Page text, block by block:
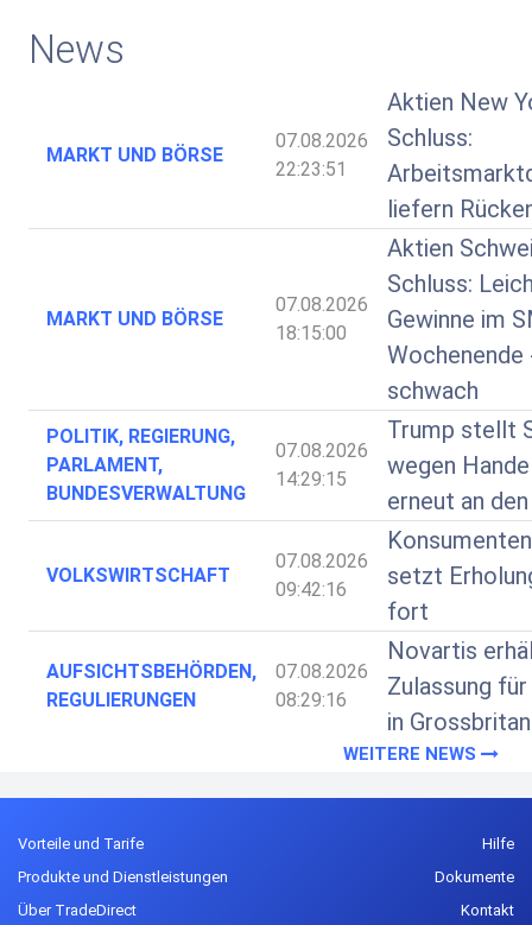
News
MARKT UND BÖRSE
07.08.2026
22:23:51
Aktien New
Schluss:
liefern
MARKT UND BÖRSE
07.08.2026
18:15:00
Aktien
Schluss:
Gewinne im
Wochenende
schwach
POLITIK, REGIERUNG,
PARLAMENT,
BUNDESVERWALTUNG
07.08.2026
14:29:15
Trump stellt
wegen
erneut an
VOLKSWIRTSCHAFT
07.08.2026
09:42:16
setzt
fort
AUFSICHTSBEHÖRDEN,
REGULIERUNGEN
07.08.2026
08:29:16
Novartis
Zulassung
in
WEITERE NEWS
Vorteile und Tarife
Produkte und Dienstleistungen
Über TradeDirect
Hilfe
Dokumente
Kontakt